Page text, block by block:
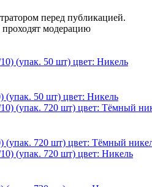
перед публикацией.
модерацию
(упак. 50 шт) цвет: Никель
(упак. 720 шт) цвет: Тёмный